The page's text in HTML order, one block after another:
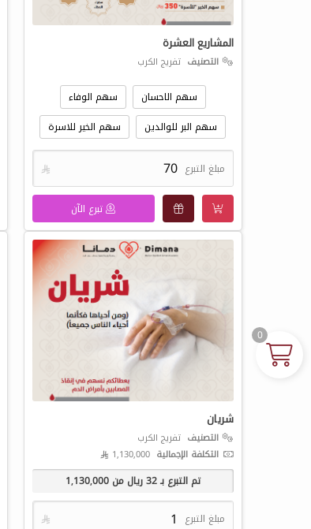
المشاريع العشرة
التصنيف تفريج الكرب
سهم الاحسان
سهم الوفاء
سهم البر للوالدين
سهم الخير للاسرة
مبلغ التبرع 
تبرع الآن
شريان
التصنيف تفريج الكرب
التكلفة الإجمالية
تم التبرع بـ32ريال من1,130,000
مبلغ التبرع 
0